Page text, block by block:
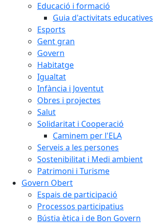
Educació i formació
Guia d'activitats educatives
Esports
Gent gran
Govern
Habitatge
Igualtat
Infància i Joventut
Obres i projectes
Salut
Solidaritat i Cooperació
Caminem per l'ELA
Serveis a les persones
Sostenibilitat i Medi ambient
Patrimoni i Turisme
Govern Obert
Espais de participació
Processos participatius
Bústia ètica i de Bon Govern